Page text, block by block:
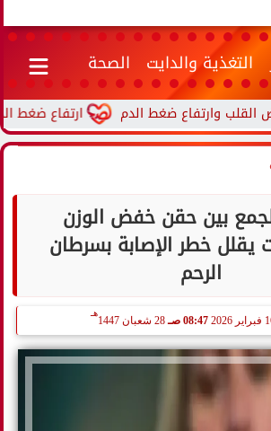
التغذية والدايت الصحة
ارتفاع ضغط الدم أثناء
بين حقن خفض الوزن
يقلل خطر الإصابة بسرطان
الرحم
08:47 صـ 28 شعبان 1447
هـ